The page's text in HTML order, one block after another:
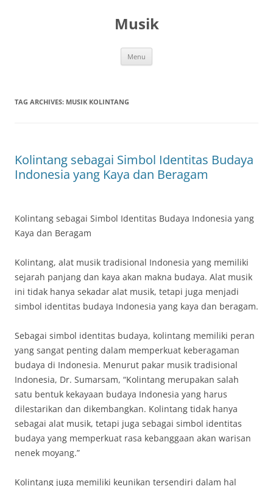
Musik
Menu
TAG ARCHIVES: MUSIK KOLINTANG
Kolintang sebagai Simbol Identitas Budaya
Indonesia yang Kaya dan Beragam
Kolintang sebagai Simbol Identitas Budaya Indonesia yang
Kaya dan Beragam
Kolintang, alat musik tradisional Indonesia yang memiliki
sejarah panjang dan kaya akan makna budaya. Alat musik
ini tidak hanya sekadar alat musik, tetapi juga menjadi
simbol identitas budaya Indonesia yang kaya dan beragam.
Sebagai simbol identitas budaya, kolintang memiliki peran
yang sangat penting dalam memperkuat keberagaman
budaya di Indonesia. Menurut pakar musik tradisional
Indonesia, Dr. Sumarsam, “Kolintang merupakan salah
satu bentuk kekayaan budaya Indonesia yang harus
dilestarikan dan dikembangkan. Kolintang tidak hanya
sebagai alat musik, tetapi juga sebagai simbol identitas
budaya yang memperkuat rasa kebanggaan akan warisan
nenek moyang.”
Kolintang juga memiliki keunikan tersendiri dalam hal